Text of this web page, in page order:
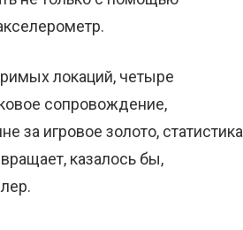
локаций, четыре
сопровождение,
за игровое золото, статистика
казалось бы,